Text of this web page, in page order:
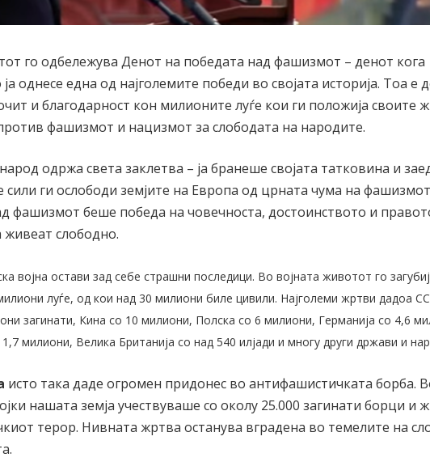
го одбележува Денот на победата над фашизмот – денот кога
однесе една од најголемите победи во својата историја. Тоа е
и благодарност кон милионите луѓе кои ги положија своите
фашизмот и нацизмот за слободата на народите.
одржа света заклетва – ја бранеше својата татковина и
сили ги ослободи земјите на Европа од црната чума на
фашизмот беше победа на човечноста, достоинството и
слободно.
војна остави зад себе страшни последици. Во војната животот го
луѓе, од кои над 30 милиони биле цивили. Најголеми жртви дадоа
загинати, Кина со 10 милиони, Полска со 6 милиони, Германија со 4,6
1,7 милиони, Велика Британија со над 540 илјади и многу други држави и
исто така даде огромен придонес во антифашистичката борба.
нашата земја учествуваше со околу 25.000 загинати борци и
терор. Нивната жртва останува вградена во темелите на